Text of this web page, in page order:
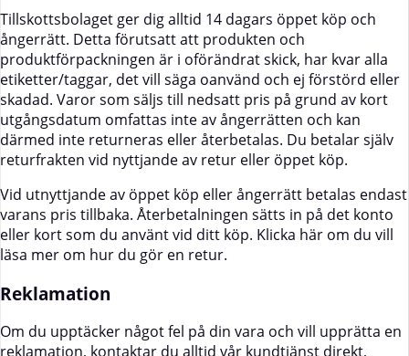
Tillskottsbolaget ger dig alltid 14 dagars öppet köp och
ångerrätt. Detta förutsatt att produkten och
produktförpackningen är i oförändrat skick, har kvar alla
etiketter/taggar, det vill säga oanvänd och ej förstörd eller
skadad. Varor som säljs till nedsatt pris på grund av kort
utgångsdatum omfattas inte av ångerrätten och kan
därmed inte returneras eller återbetalas. Du betalar själv
returfrakten vid nyttjande av retur eller öppet köp.
Vid utnyttjande av öppet köp eller ångerrätt betalas endast
varans pris tillbaka. Återbetalningen sätts in på det konto
eller kort som du använt vid ditt köp. Klicka här om du vill
läsa mer om hur du gör en retur.
Reklamation
Om du upptäcker något fel på din vara och vill upprätta en
reklamation, kontaktar du alltid vår kundtjänst direkt,